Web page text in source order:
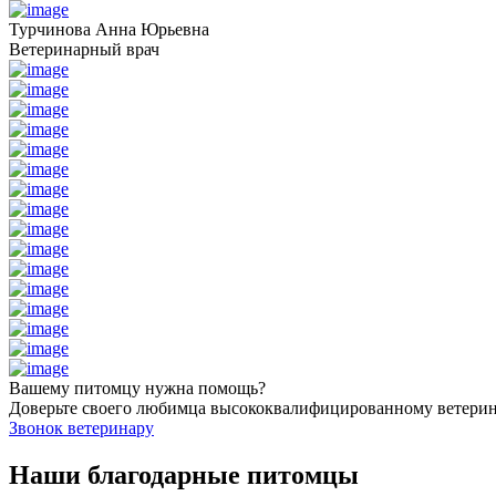
Турчинова Анна Юрьевна
Ветеринарный врач
Вашему питомцу нужна помощь?
Доверьте своего любимца высококвалифицированному
Звонок ветеринару
Наши благодарные питомцы